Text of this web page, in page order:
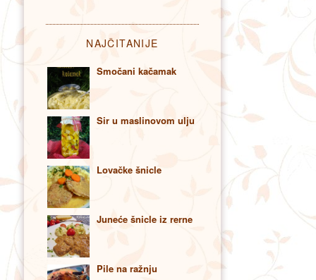
NAJČITANIJE
Smočani kačamak
Sir u maslinovom ulju
Lovačke šnicle
Juneće šnicle iz rerne
Pile na ražnju